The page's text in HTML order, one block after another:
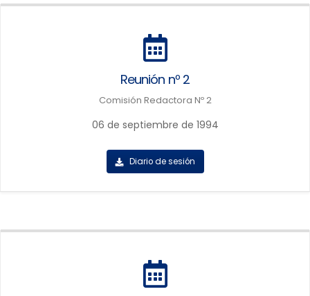
Reunión nº 2
Comisión Redactora Nº 2
06 de septiembre de 1994
Diario de sesión